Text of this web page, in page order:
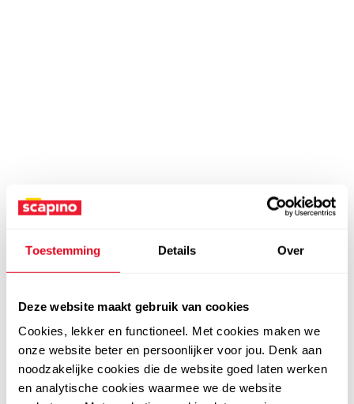
Toestemming Details Over
Deze website maakt gebruik van cookies
Cookies, lekker en functioneel. Met cookies maken we
onze website beter en persoonlijker voor jou. Denk aan
noodzakelijke cookies die de website goed laten werken
en analytische cookies waarmee we de website